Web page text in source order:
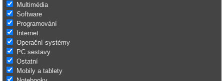
Multimédia
Software
Programování
Internet
Operační systémy
PC sestavy
Ostatní
Mobily a tablety